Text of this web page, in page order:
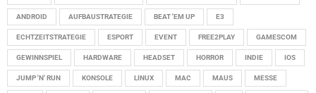
ANDROID AUFBAUSTRATEGIE BEAT 'EM UP E3
ECHTZEITSTRATEGIE ESPORT EVENT FREE2PLAY GAMESCOM
GEWINNSPIEL HARDWARE HEADSET HORROR INDIE IOS
JUMP 'N' RUN KONSOLE LINUX MAC MAUS MESSE